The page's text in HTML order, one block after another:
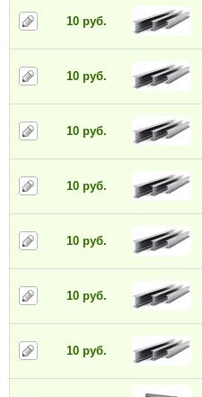
10 руб.
10 руб.
10 руб.
10 руб.
10 руб.
10 руб.
10 руб.